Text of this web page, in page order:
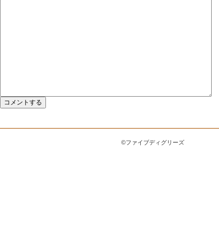
©ファイブディグリーズ